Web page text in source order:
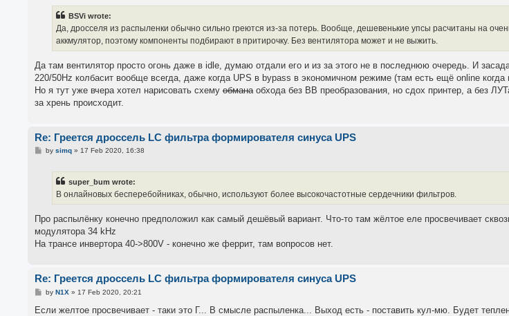
BSVi wrote:
Да, дросселя из распыленки обычно сильно греются из-за потерь. Вообще, дешевенькие упсы расчитаны на
аккмулятор, поэтому компоненты подбирают в притирочку. Без вентилятора может и не выжить.
Да там вентилятор просто огонь даже в idle, думаю отдали его и из за этого не в последнюю очередь. И
220/50Hz колбасит вообще всегда, даже когда UPS в bypass в экономичном режиме (там есть ещё online когда
Но я тут уже вчера хотел нарисовать схему обмана обхода без ВВ преобразования, но сдох принтер, а без
за хрень происходит.
Re: Греется дроссель LC фильтра формирователя синуса UPS
Pby simq» 17 Feb 2020, 16:38
super_bum wrote:
В онлайновых бесперебойниках, обычно, используют более высокочастотные сердечники фильтров.
Про распылёнку конечно предположил как самый дешёвый вариант. Что-то там жёлтое еле просвечивает
модулятора 34 kHz
На трансе инвертора 40->800V - конечно же феррит, там вопросов нет.
Re: Греется дроссель LC фильтра формирователя синуса UPS
P
s
by N1X» 17 Feb 2020, 20:21
Если желтое просвечивает - таки это Г... В смысле распыленка... Выход есть - поставить кул-мю. Будет